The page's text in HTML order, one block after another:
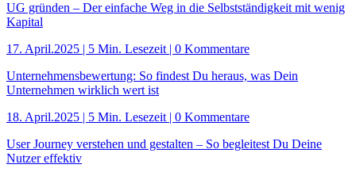
UG gründen – Der einfache Weg in die Selbstständigkeit mit wenig
Kapital
17. April.2025 | 5 Min. Lesezeit| 0 Kommentare
Unternehmensbewertung: So findest Du heraus, was Dein
Unternehmen wirklich wert ist
18. April.2025 | 5 Min. Lesezeit| 0 Kommentare
User Journey verstehen und gestalten – So begleitest Du Deine
Nutzer effektiv